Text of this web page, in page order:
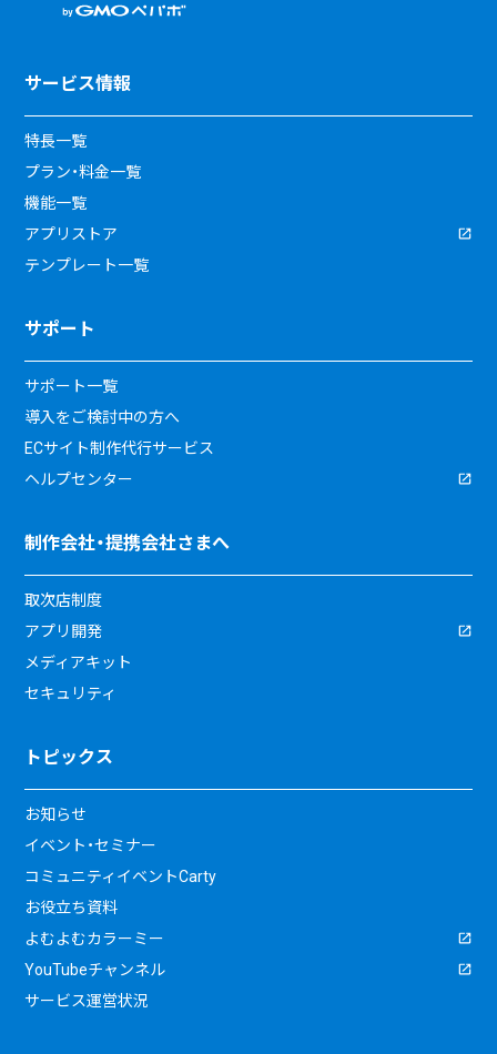
サービス情報
特長一覧
プラン・料金一覧
機能一覧
アプリストア
テンプレート一覧
サポート
サポート一覧
導入をご検討中の方へ
ECサイト制作代行サービス
ヘルプセンター
制作会社・提携会社さまへ
取次店制度
アプリ開発
メディアキット
セキュリティ
トピックス
お知らせ
イベント・セミナー
コミュニティイベントCarty
お役立ち資料
よむよむカラーミー
YouTubeチャンネル
サービス運営状況